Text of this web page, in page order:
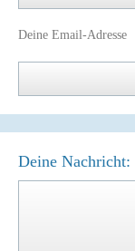
Deine Email-Adresse
Deine Nachricht: